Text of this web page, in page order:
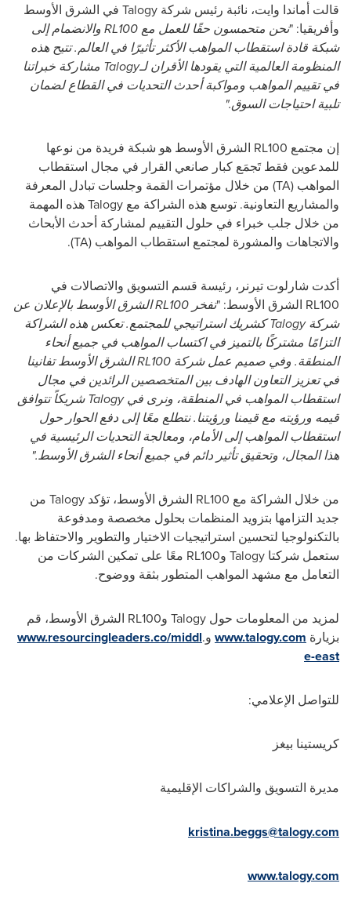
قالت أماندا وايت، نائبة رئيس شركة Talogy في الشرق الأوسط
وأفريقيا: "نحن متحمسون حقًا للعمل معRL100 والانضمام إلى
شبكة قادة استقطاب المواهب الأكثر تأثيرًا في العالم. تتيح هذه
المنظومة العالمية التي يقودها الأقران لـTalogy مشاركة خبراتنا
في تقييم المواهب ومواكبة أحدث التحديات في القطاع لضمان
تلبية احتياجات السوق."
إن مجتمع RL100 الشرق الأوسط هو شبكة فريدة من نوعها
للمدعوين فقط تَجمَع كبار صانعي القرار في مجال استقطاب
المواهب (TA) من خلال مؤتمرات القمة وجلسات تبادل المعرفة
والمشاريع التعاونية. توسع هذه الشراكة مع Talogyهذه المهمة
من خلال جلب خبراء في حلول التقييم لمشاركة أحدث الأبحاث
والاتجاهات والمشورة لمجتمع استقطاب المواهب (TA
).
أكدت شارلوت تيرنر، رئيسة قسم التسويق والاتصالات في
RL100 الشرق الأوسط: "تفخر RL100الشرق الأوسط بالإعلان عن
شركةTalogyكشريك استراتيجي للمجتمع. تعكس هذه الشراكة
التزامًا مشتركًا بالتميز في اكتساب المواهب في جميع أنحاء
المنطقة. وفي صميم عمل شركة RL100الشرق الأوسط تفانينا
في تعزيز التعاون الهادف بين المتخصصين الرائدين في مجال
استقطاب المواهب في المنطقة، ونرى فيTalogy شريكاً تتوافق
قيمه ورؤيته مع قيمنا ورؤيتنا. نتطلع معًا إلى دفع الحوار حول
استقطاب المواهب إلى الأمام، ومعالجة التحديات الرئيسية في
هذا المجال، وتحقيق تأثير دائم في جميع أنحاء الشرق الأوسط."
من خلال الشراكة مع RL100 الشرق الأوسط، تؤكد Talogy من
جديد التزامها بتزويد المنظمات بحلول مخصصة ومدفوعة
بالتكنولوجيا لتحسين استراتيجيات الاختيار والتطوير والاحتفاظ بها.
ستعمل شركتا Talogy وRL100 معًا على تمكين الشركات من
التعامل مع مشهد المواهب المتطور بثقة ووضوح.
لمزيد من المعلومات حول Talogy وRL100 الشرق الأوسط، قم
بزيارة www.talogy.com و.
www.resourcingleaders.co/middl
e-east
للتواصل الإعلامي:
كريستينا بيغز
مديرة التسويق والشراكات الإقليمية
kristina.beggs@talogy.com
www.talogy.com